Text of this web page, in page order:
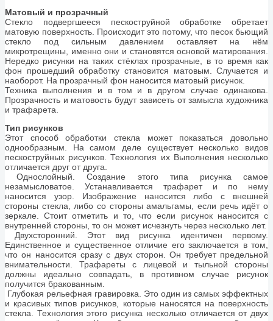
Матовый и прозрачный
Стекло подвергшееся пескоструйной обработке обретает
матовую поверхность. Происходит это потому, что песок бьющий
стекло под сильным давлением оставляет на нём
микротрещины, именно они и становятся основой матирования.
Нередко рисунки на таких стёклах прозрачные, в то время как
фон прошедший обработку становится матовым. Случается и
наоборот. На прозрачный фон наносится матовый рисунок.
Техника выполнения и в том и в другом случае одинакова.
Прозрачность и матовость будут зависеть от замысла художника
и трафарета.
Тип рисунков
Этот способ обработки стекла может показаться довольно
однообразным. На самом деле существует несколько видов
пескоструйных рисунков. Технология их Выполнения несколько
отличается друг от друга.
Однослойный. Создание этого типа рисунка самое
незамысловатое. Устанавливается трафарет и по нему
наносится узор. Изображение наносится либо с внешней
стороны стекла, либо со стороны амальгамы, если речь идёт о
зеркале. Стоит отметить и то, что если рисунок наносится с
внутренней стороны, то он может исчезнуть через несколько лет.
Двухсторонний. Этот вид рисунка идентичен первому.
Единственное и существенное отличие его заключается в том,
что он наносится сразу с двух сторон. Он требует предельной
внимательности. Трафареты с лицевой и тыльной стороны
должны идеально совпадать, в противном случае рисунок
получится бракованным.
Глубокая рельефная гравировка. Это один из самых эффектных
и красивых типов рисунков, которые наносятся на поверхность
стекла. Технология этого рисунка несколько отличается от двух